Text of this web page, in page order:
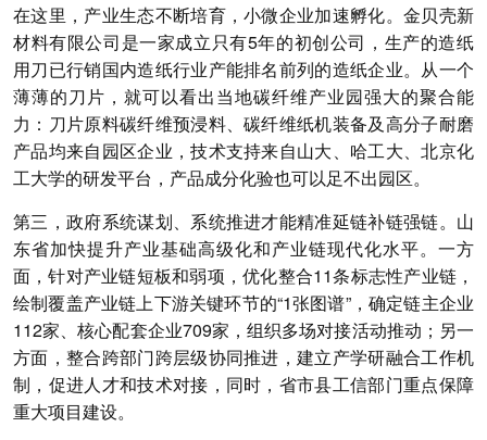
在这里，产业生态不断培育，小微企业加速孵化。金贝壳新
材料有限公司是一家成立只有5年的初创公司，生产的造纸
用刀已行销国内造纸行业产能排名前列的造纸企业。从一个
薄薄的刀片，就可以看出当地碳纤维产业园强大的聚合能
力：刀片原料碳纤维预浸料、碳纤维纸机装备及高分子耐磨
产品均来自园区企业，技术支持来自山大、哈工大、北京化
工大学的研发平台，产品成分化验也可以足不出园区。
第三，政府系统谋划、系统推进才能精准延链补链强链。 山
东省加快提升产业基础高级化和产业链现代化水平。一方
面，针对产业链短板和弱项，优化整合11条标志性产业链，
绘制覆盖产业链上下游关键环节的“1张图谱”，确定链主企业
112家、核心配套企业709家，组织多场对接活动推动；另一
方面，整合跨部门跨层级协同推进，建立产学研融合工作机
制，促进人才和技术对接，同时，省市县工信部门重点保障
重大项目建设。